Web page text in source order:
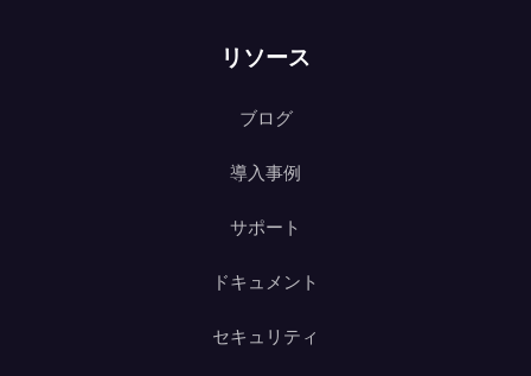
リソース
ブログ
導入事例
サポート
ドキュメント
セキュリティ